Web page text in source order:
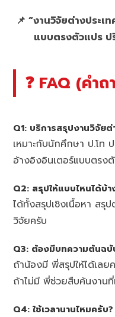
📌 “งานวิจัยต่างประเ
แบบตรงตัวแปร ป
❓ FAQ (คำ
Q1: บริการสรุปงานวิจัยต่
เหมาะกับนักศึกษา ป.โท
อ้างอิงอินเตอร์แบบตรง
Q2: สรุปให้แบบไหนได้บ้า
ได้ทั้งสรุปเชิงเนื้อหา สรุ
วิจัยครับ
Q3: ต้องมีบทความต้นฉบั
ถ้าน้องมี พี่สรุปให้ได้เลย
ถ้าไม่มี พี่ช่วยสืบค้นงานที่
Q4: ใช้เวลานานไหมครับ?